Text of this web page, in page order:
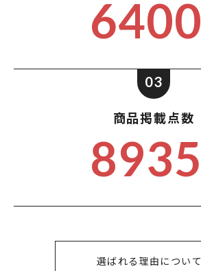
6400
03
商品掲載点数
8935
選ばれる理由について